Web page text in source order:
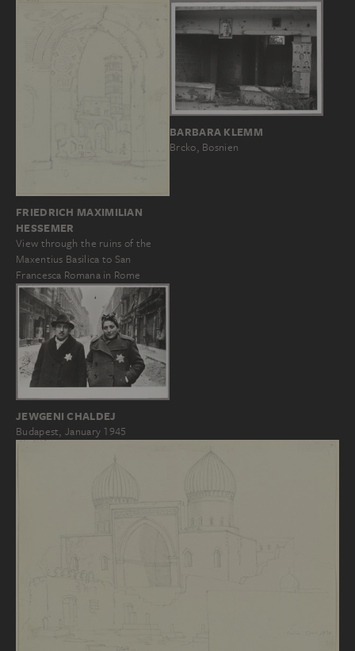
FRIEDRICH MAXIMILIAN
HESSEMER
View through the ruins of the
Maxentius Basilica to San
Francesca Romana in Rome
BARBARA KLEMM
Brcko, Bosnien
JEWGENI CHALDEJ
Budapest, January 1945